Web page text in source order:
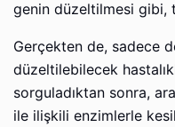
genin düzeltilmesi gibi,
Gerçekten de, sadece
düzeltilebilecek
sorguladıktan sonra,
ile ilişkili enzimlerle